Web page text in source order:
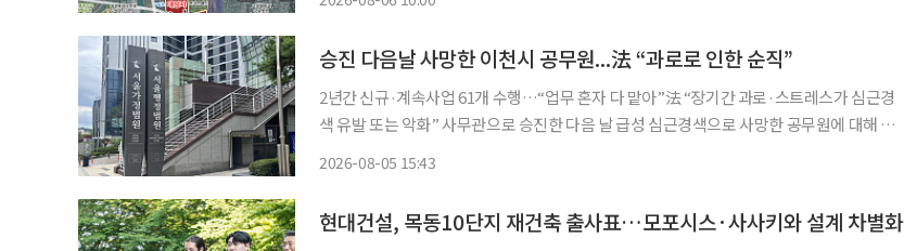
승진 다음날 사망한 이천시 공무원...法 “과로로 인한 순직”
2년간 신규·계속사업 61개 수행…“업무 혼자 다 맡아”法 “장기간 과로·스트레스가 심근경
색 유발 또는 악화” 사무관으로 승진한 다음 날 급성 심근경색으로 사망한 공무원에 대해 법
2026-08-05 15:43
현대건설, 목동10단지 재건축 출사표…모포시스·사사키와 설계 차별화